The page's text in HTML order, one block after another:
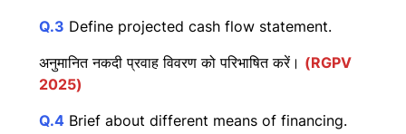
Q.3 Define projected cash flow statement.
अनुमानित नकदी प्रवाह विवरण को परिभाषित करें। (RGPV
2025)
Q.4 Brief about different means of financing.